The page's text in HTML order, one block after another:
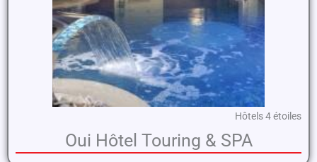
Hôtels 4 étoiles
Oui Hôtel Touring & SPA